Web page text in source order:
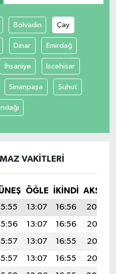
Bolvadin Çay
Dinar Emirdağ
İhsaniye İscehisar
Sinanpaşa Şuhut
VAKITLERI
ÖĞLE İKINDI
AKŞAM
13:07 16:56
20:09
13:07 16:56
20:08
13:07 16:55
20:07
13:07 16:55
20:06